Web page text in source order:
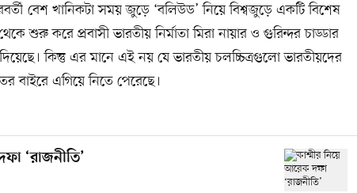
বেশ খানিকটা সময় জুড়ে ‘বলিউড’ নিয়ে বিশ্বজুড়ে একটি বিশেষ
শুরু করে প্রবাসী ভারতীয় নির্মাতা মিরা নায়ার ও গুরিন্দর চাড্ডার
কিন্তু এর মানে এই নয় যে ভারতীয় চলচ্চিত্রগুলো ভারতীয়দের
বাইরে এগিয়ে নিতে পেরেছে।
‘রাজনীতি’